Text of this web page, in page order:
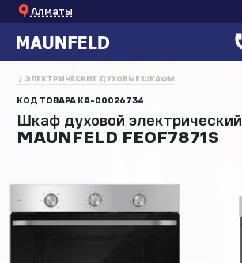
Алматы
ЭЛЕКТРИЧЕСКИЕ ДУХОВЫЕ ШКАФЫ
КОД ТОВАРА КА-00026734
Шкаф духовой электрический
MAUNFELD FEOF7871S